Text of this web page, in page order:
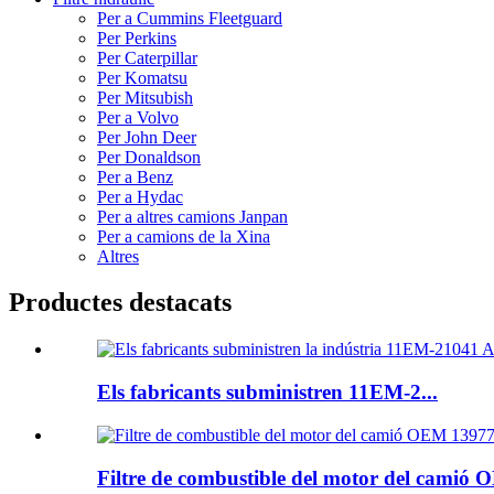
Per a Cummins Fleetguard
Per Perkins
Per Caterpillar
Per Komatsu
Per Mitsubish
Per a Volvo
Per John Deer
Per Donaldson
Per a Benz
Per a Hydac
Per a altres camions Janpan
Per a camions de la Xina
Altres
Productes destacats
Els fabricants subministren 11EM-2...
Filtre de combustible del motor del camió